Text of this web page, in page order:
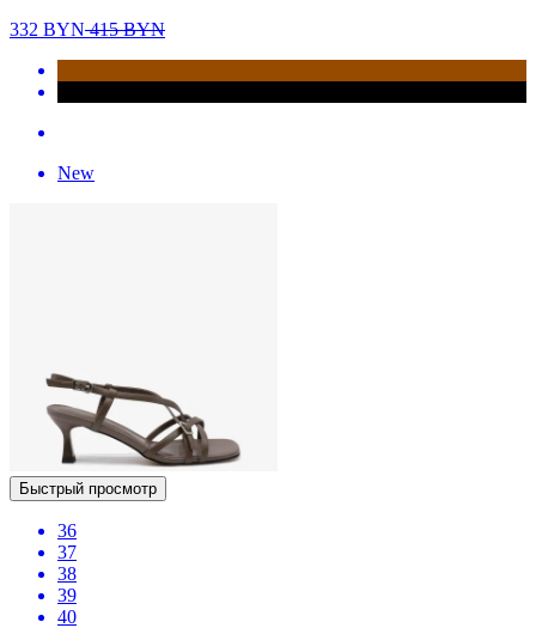
332 BYN415BYN
New
Быстрый просмотр
36
37
38
39
40